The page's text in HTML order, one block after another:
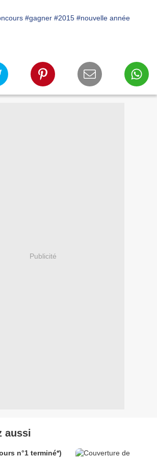
#gagner #2015 #nouvelle année
Publicité
aussi
n°1 terminé*)